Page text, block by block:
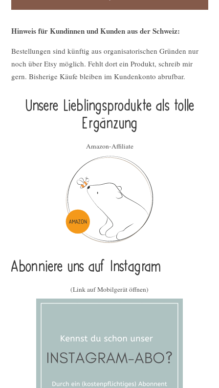
Hinweis für Kundinnen und Kunden aus der Schweiz:
Bestellungen sind künftig aus organisatorischen Gründen nur
noch über Etsy möglich. Fehlt dort ein Produkt, schreib mir
gern. Bisherige Käufe bleiben im Kundenkonto abrufbar.
Unsere Lieblings­pro­duk­te als tolle
Ergän­zung
Amazon-Affiliate
Abonniere uns auf Instagram
(Link auf Mobilgerät öffnen)